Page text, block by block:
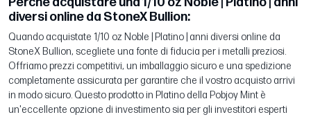
diversi online da StoneX Bullion:
Quando acquistate 1/10 oz Noble | Platino | anni diversi online da
StoneX Bullion, scegliete una fonte di fiducia per i metalli preziosi.
Offriamo prezzi competitivi, un imballaggio sicuro e una spedizione
completamente assicurata per garantire che il vostro acquisto arrivi
in modo sicuro. Questo prodotto in Platino della Pobjoy Mint è
un'eccellente opzione di investimento sia per gli investitori esperti